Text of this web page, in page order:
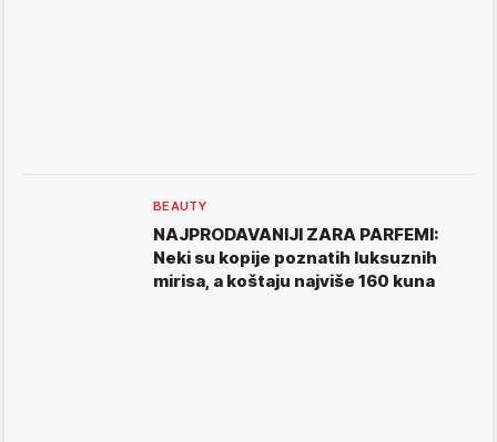
BEAUTY
NAJPRODAVANIJI ZARA PARFEMI:
Neki su kopije poznatih luksuznih
mirisa, a koštaju najviše 160 kuna